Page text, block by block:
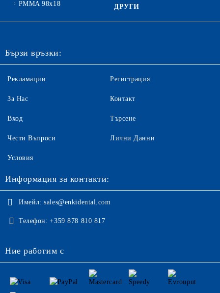
PMMA 98x18 ДРУГИ
Бързи връзки:
Рекламации
За Нас
Вход
Чести Въпроси
Регистрация
Контакт
Търсене
Лични Данни
Условия
Информация за контакти:
Имейл: sales@enkidental.com
Телефон: +359 878 810 817
Ние работим с